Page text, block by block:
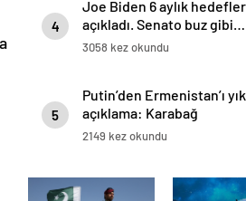
4
açıkladı. Senato buz gibi…
3058 kez okundu
5
açıklama: Karabağ
Azerbaycan’ın ayrılmaz bir
parçasıdır!
2149 kez okundu